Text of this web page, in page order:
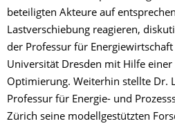
beteiligten Akteure auf
Lastverschiebung reagieren,
der Professur für
Universität Dresden mit Hilfe
Optimierung. Weiterhin stellte Dr.
Professur für Energie- und
Zürich seine modellgestützten